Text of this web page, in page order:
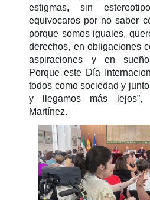
estigmas, sin
equivocaros por no saber
porque somos iguales,
derechos, en obligaciones
aspiraciones y en
Porque este Día
todos como sociedad y
y llegamos más lejos”,
Martínez.